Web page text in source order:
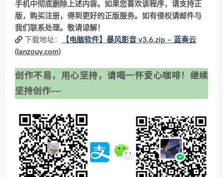
手机中彻底删除上述内容。如果您喜欢该程序，请支持正
版，购买注册，得到更好的正版服务。如有侵权请邮件与
我们联系处理。敬请谅解！
下载地址：
【电脑软件】暴风影音 v3.6.zip – 蓝奏云
(lanzouy.com)
创作不易，用心坚持，请喝一怀爱心咖啡！继续
坚持创作~~